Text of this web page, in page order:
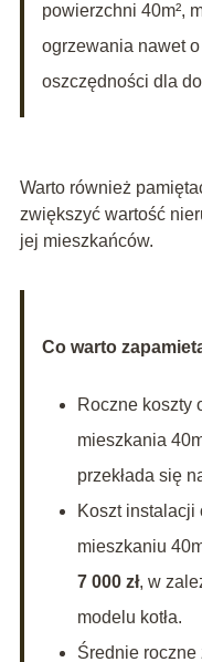
powierzchni 40m²,
ogrzewania nawet
oszczędności dla
Warto również
zwiększyć wartość
jej mieszkańców.
Co warto
Roczne koszty
mieszkania
przekłada się
Koszt
mieszkaniu
7 000 zł, w
modelu kotła.
Średnie